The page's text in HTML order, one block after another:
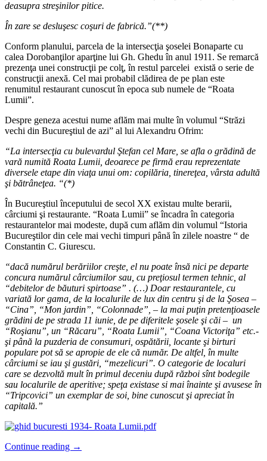
deasupra streşinilor pitice.
În zare se desluşesc coşuri de fabrică.”(**)
Conform planului, parcela de la intersecţia şoselei Bonaparte cu
calea Dorobanţilor aparţine lui Gh. Ghedu în anul 1911. Se remarcă
prezenţa unei construcţii pe colţ, în restul parcelei există o serie de
construcţii anexă. Cel mai probabil clădirea de pe plan este
renumitul restaurant cunoscut în epoca sub numele de “Roata
Lumii”.
Despre geneza acestui nume aflăm mai multe în volumul “Străzi
vechi din Bucureştiul de azi” al lui Alexandru Ofrim:
“La intersecţia cu bulevardul Ştefan cel Mare, se afla o grădină de
vară numită Roata Lumii, deoarece pe firmă erau reprezentate
diversele etape din viaţa unui om: copilăria, tinereţea, vârsta adultă
şi bătrâneţea. “(*)
În Bucureştiul începutului de secol XX existau multe berarii,
cârciumi şi restaurante. “Roata Lumii” se încadra în categoria
restaurantelor mai modeste, după cum aflăm din volumul “Istoria
Bucureştilor din cele mai vechi timpuri până în zilele noastre “ de
Constantin C. Giurescu.
“dacă numărul berăriilor creşte, el nu poate însă nici pe departe
concura numărul cârciumilor sau, cu preţiosul termen tehnic, al
“debitelor de băuturi spirtoase” . (…) Doar restaurantele, cu
variată lor gama, de la localurile de lux din centru şi de la Şosea –
“Cina”, “Mon jardin”, “Colonnade”, – la mai puţin pretenţioasele
grădini de pe strada 11 iunie, de pe diferitele şosele şi căi – un
“Roşianu”, un “Răcaru”, “Roata Lumii”, “Coana Victoriţa” etc.-
şi până la puzderia de consumuri, ospătării, locante şi birturi
populare pot să se apropie de ele că număr. De altfel, în multe
cârciumi se iau şi gustări, “mezelicuri”. O categorie de localuri
care se dezvoltă mult în primul deceniu după război sînt bodegile
sau localurile de aperitive; speţa existase si mai înainte şi avusese în
“Tripcovici” un exemplar de soi, bine cunoscut şi apreciat în
capitală.”
Continue reading →